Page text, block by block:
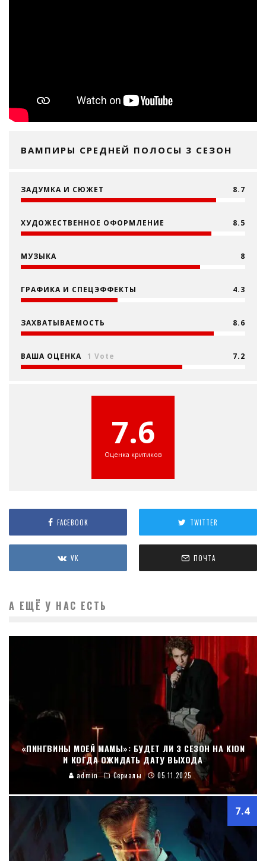
ВАМПИРЫ СРЕДНЕЙ ПОЛОСЫ 3 СЕЗОН
ЗАДУМКА И СЮЖЕТ 8.7
ХУДОЖЕСТВЕННОЕ ОФОРМЛЕНИЕ 8.5
МУЗЫКА 8
ГРАФИКА И СПЕЦЭФФЕКТЫ 4.3
ЗАХВАТЫВАЕМОСТЬ 8.6
ВАША ОЦЕНКА 1 Vote 7.2
7.6
Оценка критиков
FACEBOOK TWITTER
VK ПОЧТА
А ЕЩЁ У НАС ЕСТЬ
«ПИНГВИНЫ МОЕЙ МАМЫ»: БУДЕТ ЛИ 3 СЕЗОН НА KION
И КОГДА ОЖИДАТЬ ДАТУ ВЫХОДА
admin Сериалы 05.11.2025
7.4